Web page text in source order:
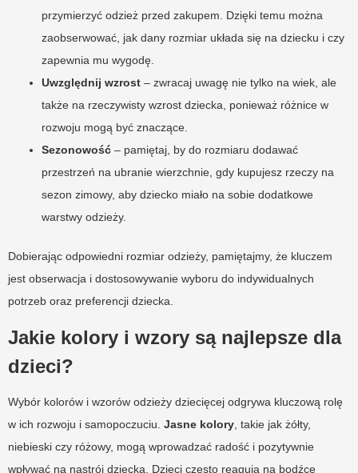
przymierzyć odzież przed zakupem. Dzięki temu można
zaobserwować, jak dany rozmiar układa się na dziecku i czy
zapewnia mu wygodę.
Uwzględnij wzrost – zwracaj uwagę nie tylko na wiek, ale
także na rzeczywisty wzrost dziecka, ponieważ różnice w
rozwoju mogą być znaczące.
Sezonowość – pamiętaj, by do rozmiaru dodawać
przestrzeń na ubranie wierzchnie, gdy kupujesz rzeczy na
sezon zimowy, aby dziecko miało na sobie dodatkowe
warstwy odzieży.
Dobierając odpowiedni rozmiar odzieży, pamiętajmy, że kluczem
jest obserwacja i dostosowywanie wyboru do indywidualnych
potrzeb oraz preferencji dziecka.
Jakie kolory i wzory są najlepsze dla
dzieci?
Wybór kolorów i wzorów odzieży dziecięcej odgrywa kluczową rolę
w ich rozwoju i samopoczuciu. Jasne kolory , takie jak żółty,
niebieski czy różowy, mogą wprowadzać radość i pozytywnie
wpływać na nastrój dziecka. Dzieci często reagują na bodźce